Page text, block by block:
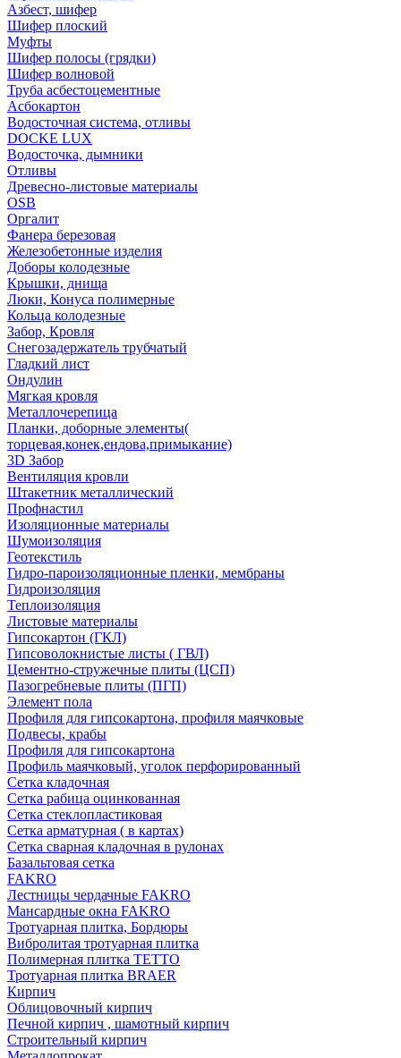
Азбест, шифер
Шифер плоский
Муфты
Шифер полосы (грядки)
Шифер волновой
Труба асбестоцементные
Асбокартон
Водосточная система, отливы
DOCKE LUX
Водосточка, дымники
Отливы
Древесно-листовые материалы
OSB
Оргалит
Фанера березовая
Железобетонные изделия
Доборы колодезные
Крышки, днища
Люки, Конуса полимерные
Кольца колодезные
Забор, Кровля
Снегозадержатель трубчатый
Гладкий лист
Ондулин
Мягкая кровля
Металлочерепица
Планки, доборные элементы(
торцевая,конек,ендова,примыкание)
3D Забор
Вентиляция кровли
Штакетник металлический
Профнастил
Изоляционные материалы
Шумоизоляция
Геотекстиль
Гидро-пароизоляционные пленки, мембраны
Гидроизоляция
Теплоизоляция
Листовые материалы
Гипсокартон (ГКЛ)
Гипсоволокнистые листы ( ГВЛ)
Цементно-стружечные плиты (ЦСП)
Пазогребневые плиты (ПГП)
Элемент пола
Профиля для гипсокартона, профиля маячковые
Подвесы, крабы
Профиля для гипсокартона
Профиль маячковый, уголок перфорированный
Сетка кладочная
Сетка рабица оцинкованная
Сетка стеклопластиковая
Сетка арматурная ( в картах)
Сетка сварная кладочная в рулонах
Базальтовая сетка
FAKRO
Лестницы чердачные FAKRO
Мансардные окна FAKRO
Тротуарная плитка, Бордюры
Вибролитая тротуарная плитка
Полимерная плитка TETTO
Тротуарная плитка BRAER
Кирпич
Облицовочный кирпич
Печной кирпич , шамотный кирпич
Строительный кирпич